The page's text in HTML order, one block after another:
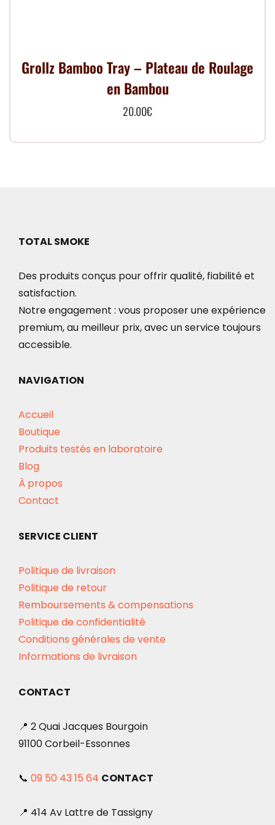
Grollz Bamboo Tray – Plateau de Roulage
en Bambou
20.00€
TOTAL SMOKE
Des produits conçus pour offrir qualité, fiabilité et
satisfaction.
Notre engagement : vous proposer une expérience
premium, au meilleur prix, avec un service toujours
accessible.
NAVIGATION
Accueil
Boutique
Produits testés en laboratoire
Blog
À propos
Contact
SERVICE CLIENT
Politique de livraison
Politique de retour
Remboursements & compensations
Politique de confidentialité
Conditions générales de vente
Informations de livraison
CONTACT
📍 2 Quai Jacques Bourgoin
91100 Corbeil-Essonnes
📞 09 50 43 15 64 CONTACT
📍 414 Av Lattre de Tassigny